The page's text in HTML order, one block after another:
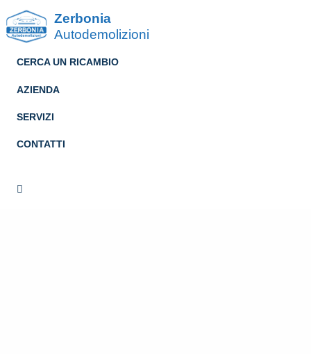
Zerbonia
Autodemolizioni
CERCA UN RICAMBIO
AZIENDA
SERVIZI
CONTATTI